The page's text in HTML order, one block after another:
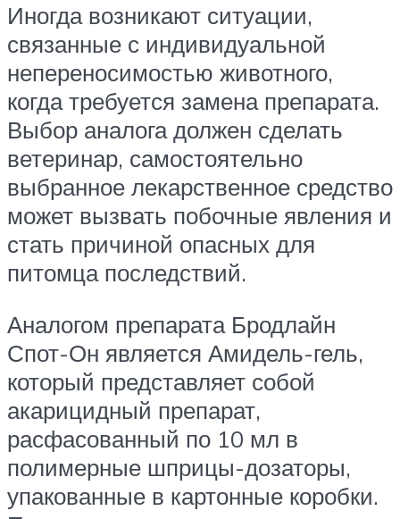
Иногда возникают ситуации,
связанные с индивидуальной
непереносимостью животного,
когда требуется замена препарата.
Выбор аналога должен сделать
ветеринар, самостоятельно
выбранное лекарственное средство
может вызвать побочные явления и
стать причиной опасных для
питомца последствий.
Аналогом препарата Бродлайн
Спот-Он является Амидель-гель,
который представляет собой
акарицидный препарат,
расфасованный по 10 мл в
полимерные шприцы-дозаторы,
упакованные в картонные коробки.